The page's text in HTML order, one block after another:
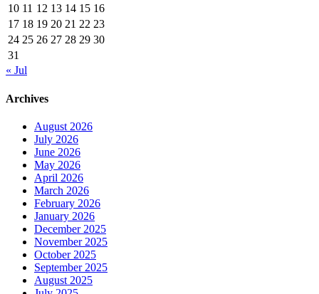
10 11 12 13 14 15 16
17 18 19 20 21 22 23
24 25 26 27 28 29 30
31
« Jul
Archives
August 2026
July 2026
June 2026
May 2026
April 2026
March 2026
February 2026
January 2026
December 2025
November 2025
October 2025
September 2025
August 2025